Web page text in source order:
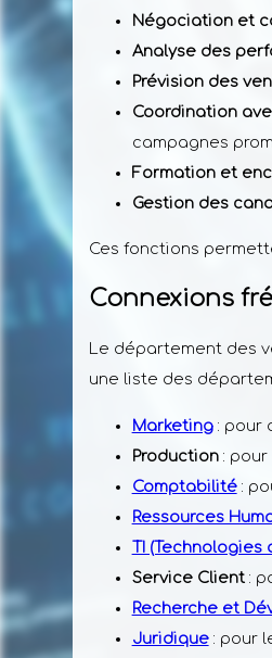
Négociation et
Analyse des
Prévision des
Coordination
campagnes
Formation et
Gestion des
Ces fonctions
Connexions
Le département des
une liste des
Marketing: pour
Production: pour
Comptabilité:
Ressources
TI (Technologies
Service Client:
Recherche et
Juridique: pour